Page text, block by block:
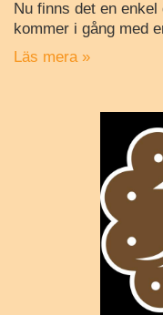
Nu finns det en
kommer i gång med
Läs mera »